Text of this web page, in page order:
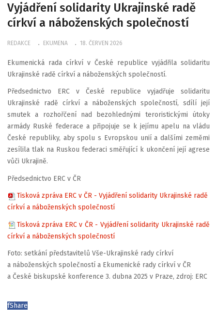
Vyjádření solidarity Ukrajinské radě
církví a náboženských společností
REDAKCE EKUMENA 18. ČERVEN 2026
Ekumenická rada církví v České republice vyjádřila solidaritu
Ukrajinské radě církví a náboženských společností.
Předsednictvo ERC v České republice vyjadřuje solidaritu
Ukrajinské radě církví a náboženských společností, sdílí její
smutek a rozhořčení nad bezohlednými teroristickými útoky
armády Ruské federace a připojuje se k jejímu apelu na vládu
České republiky, aby spolu s Evropskou unií a dalšími zeměmi
zesílila tlak na Ruskou federaci směřující k ukončení její agrese
vůči Ukrajině.
Předsednictvo ERC v ČR
Tisková zpráva ERC v ČR - Vyjádření solidarity Ukrajinské radě
církví a náboženských společností
Tisková zpráva ERC v ČR - Vyjádření solidarity Ukrajinské radě
církví a náboženských společností
Foto: setkání představitelů Vše-Ukrajinské rady církví
a náboženských společností a Ekumenické rady církví v ČR
a České biskupské konference 3. dubna 2025 v Praze, zdroj: ERC
fShare